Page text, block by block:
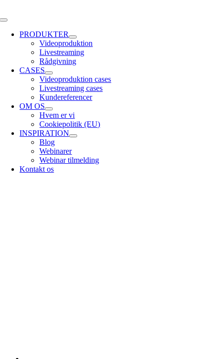
to
Toggle
NavigationPRODUKTER
Videoproduktion
Livestreaming
Rådgivning
CASES
Videoproduktion cases
Livestreaming cases
Kundereferencer
OM OS
Hvem er vi
Cookiepolitik (EU)
INSPIRATION
Blog
Webinarer
Webinar tilmelding
Kontakt os